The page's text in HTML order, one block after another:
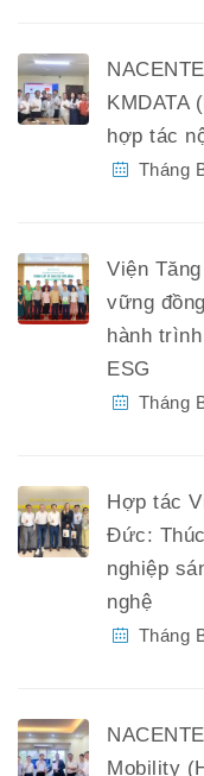
KMDATA
hợp tác
Tháng
Viện
vững
hành
ESG
Tháng
Hợp tác
Đức:
nghiệp
nghệ
Tháng
Mobility